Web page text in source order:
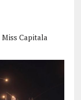
Miss Capitala